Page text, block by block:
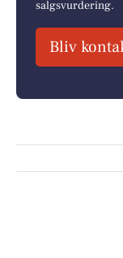
salgsvurdering.
Bliv